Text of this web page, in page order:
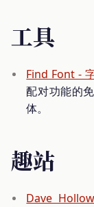
工具
Find Font -
配对功能的
体。
趣站
Dave